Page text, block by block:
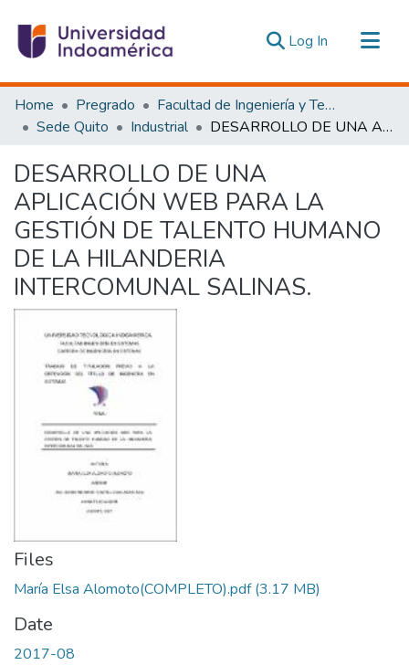
Log In (current)
Communities & Collections
All of DSpace
Estadísticas Externas
Home Pregrado
Facultad de Ingeniería y Tecnologías de la Información y la Comunicación
Sede Quito
Industrial DESARROLLO DE UNA APLICACIÓN WEB PARA LA GESTIÓN DE TALENTO HUMANO DE LA HILANDERIA INTERCOMUNAL SALINAS.
DESARROLLO DE UNA
APLICACIÓN WEB PARA LA
GESTIÓN DE TALENTO HUMANO
DE LA HILANDERIA
INTERCOMUNAL SALINAS.
Files
María Elsa Alomoto(COMPLETO).pdf(3.17 MB)
Date
2017-08